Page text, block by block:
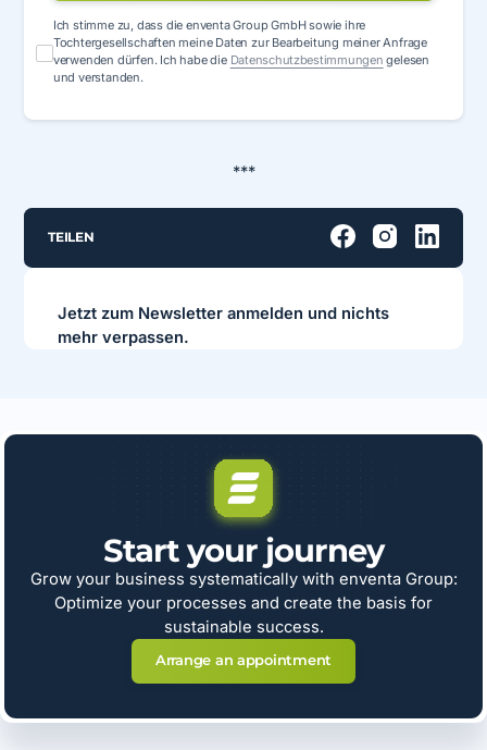
Ich stimme zu, dass die enventa Group GmbH sowie ihre
Tochtergesellschaften meine Daten zur Bearbeitung meiner Anfrage
verwenden dürfen. Ich habe die Datenschutzbestimmungen gelesen
und verstanden.
***
TEILEN
Jetzt zum Newsletter anmelden und nichts
mehr verpassen.
Start your journey
Grow your business systematically with enventa Group:
Optimize your processes and create the basis for
sustainable success.
Arrange an appointment